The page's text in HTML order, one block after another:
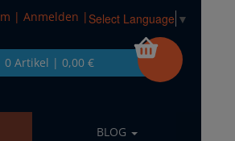
| Anmelden | Select Language ▼
0 Artikel | 0,00 €
BLOG